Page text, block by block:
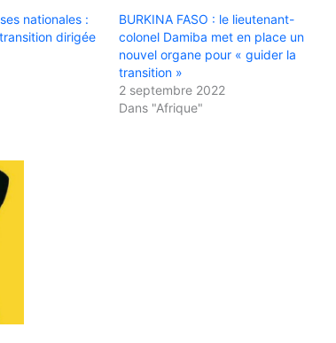
nationales :
dirigée
BURKINA FASO : le lieutenant-
colonel Damiba met en place un
nouvel organe pour « guider la
transition »
2 septembre 2022
Dans "Afrique"